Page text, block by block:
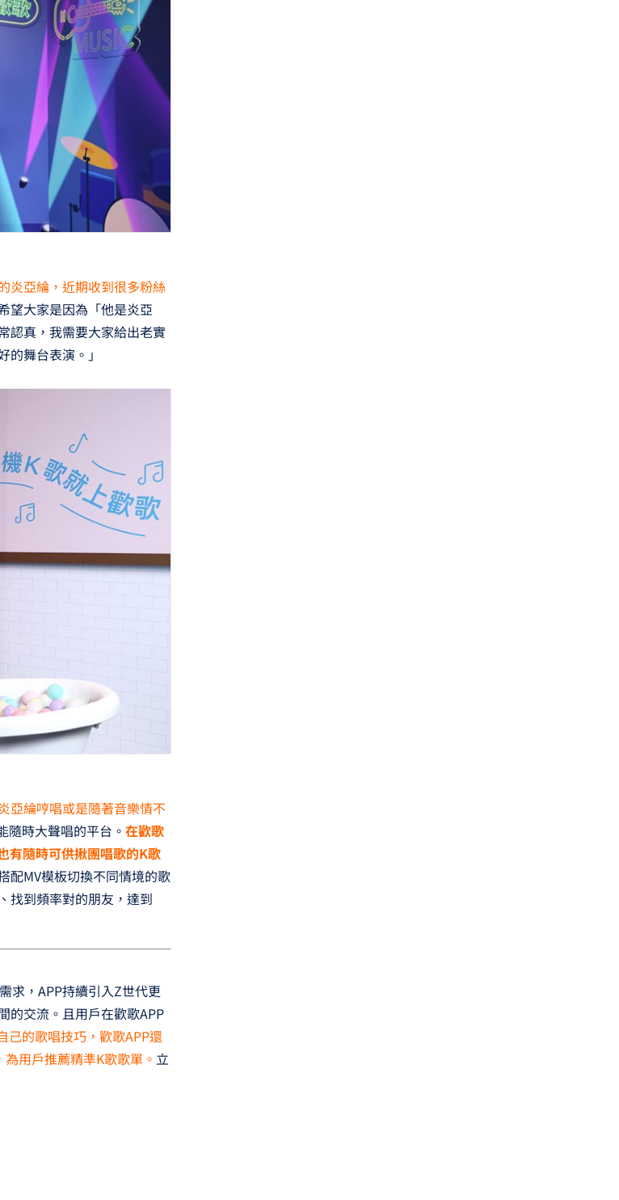
炎亞綸，近期收到很多粉絲
望大家是因為「他是炎亞
認真，我需要大家給出老實
舞台表演。」
亞綸哼唱或是隨著音樂情不
隨時大聲唱的平台。 在歡歌
有隨時可供揪團唱歌的K歌
配MV模板切換不同情境的歌
找到頻率對的朋友，達到
求，APP持續引入Z世代更
的交流。且用戶在歡歌APP
己的歌唱技巧，歡歌APP還
用戶推薦精準K歌歌單。 立